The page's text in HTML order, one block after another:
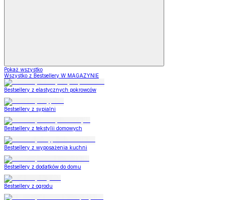
Pokaż wszystko
Wszystko z Bestsellery W MAGAZYNIE
Bestsellery z elastycznych pokrowców
Bestsellery z sypialni
Bestsellery z tekstylii domowych
Bestsellery z wyposażenia kuchni
Bestsellery z dodatków do domu
Bestsellery z ogrodu